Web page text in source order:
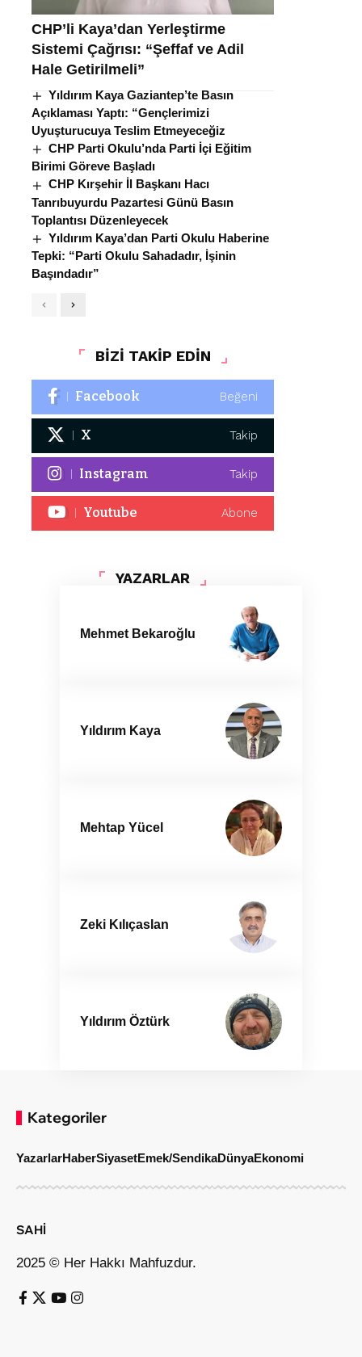
CHP’li Kaya’dan Yerleştirme
Sistemi Çağrısı: “Şeffaf ve Adil
Hale Getirilmeli”
Yıldırım Kaya Gaziantep’te Basın
Açıklaması Yaptı: “Gençlerimizi
Uyuşturucuya Teslim Etmeyeceğiz
CHP Parti Okulu’nda Parti İçi Eğitim
Birimi Göreve Başladı
CHP Kırşehir İl Başkanı Hacı
Tanrıbuyurdu Pazartesi Günü Basın
Toplantısı Düzenleyecek
Yıldırım Kaya’dan Parti Okulu Haberine
Tepki: “Parti Okulu Sahadadır, İşinin
Başındadır”
BİZİ TAKİP EDİN
Facebook Beğeni
X Takip
Instagram Takip
Youtube Abone
YAZARLAR
Mehmet Bekaroğlu
Yıldırım Kaya
Mehtap Yücel
Zeki Kılıçaslan
Yıldırım Öztürk
Kategoriler
YazarlarHaberSiyasetEmek/SendikaDünyaEkonomi
SAHİ
2025 © Her Hakkı Mahfuzdur.